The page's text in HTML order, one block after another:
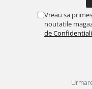
Vreau sa
noutatile
de